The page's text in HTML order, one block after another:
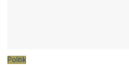
Politik